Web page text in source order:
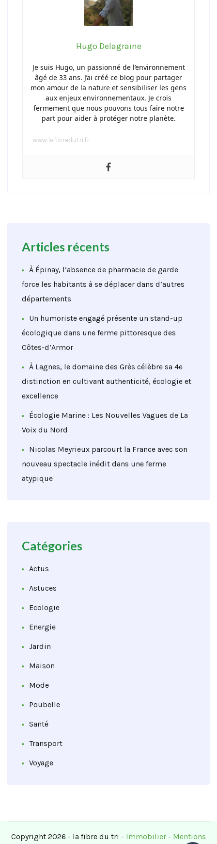
Hugo Delagraine
Je suis Hugo, un passionné de l’environnement
âgé de 33 ans. J’ai créé ce blog pour partager
mon amour de la nature et sensibiliser les gens
aux enjeux environnementaux. Je crois
fermement que nous pouvons tous faire notre
part pour aider à protéger notre planète.
www.lafibredutri.fr
Articles récents
À Épinay, l’absence de pharmacie de garde
force les habitants à se déplacer dans d’autres
départements
Un humoriste engagé présente un stand-up
écologique dans une ferme pittoresque des
Côtes-d’Armor
À Lagnes, le domaine des Grès célèbre sa 4e
distinction en cultivant authenticité, écologie et
excellence
Écologie Marine : Les Nouvelles Vagues de La
Voix du Nord
Nicolas Meyrieux parcourt la France avec son
nouveau spectacle inédit dans une ferme
atypique
Catégories
Actus
Astuces
Ecologie
Energie
Jardin
Maison
Mode
Poubelle
Santé
Transport
Voyage
Copyright 2026 - la fibre du tri - Immobilier - Mentions